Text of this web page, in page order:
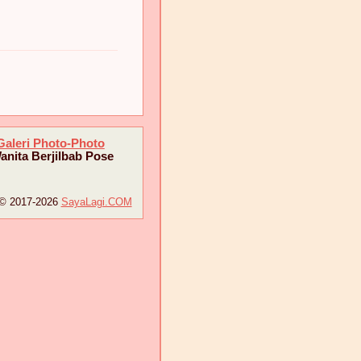
Photo-Photo
Berjilbab Pose
2017-2026 SayaLagi.COM